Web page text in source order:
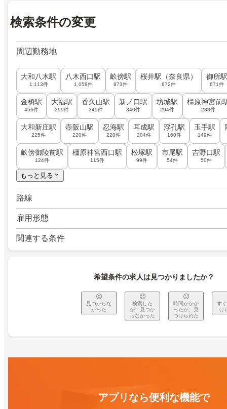
検索条件の変更
周辺勤務地
大和八木駅
1,113件
八木西口駅
1,058件
畝傍駅
873件
桜井駅（奈良県）
872件
御所駅
671件
金橋駅
456件
大福駅
399件
香久山駅
345件
新ノ口駅
340件
坊城駅
294件
橿原神宮前
288件
大和新庄駅
225件
壺阪山駅
220件
忍海駅
220件
耳成駅
204件
浮孔駅
160件
玉手駅
149件
畝傍御陵前駅
124件
橿原神宮西口駅
115件
松塚駅
99件
市尾駅
54件
吉野口駅
50件
もっと見る
路線
雇用形態
関連する条件
希望条件の求人は見つかりましたか？
見つからな
かった
検索した
が、見つか
らなかった
時間がかか
ったが、見
つけられた
す
け
アプリなら便利な機能で